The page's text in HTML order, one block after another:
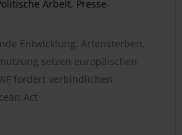
Arbeit, Presse-
Entwicklung: Artensterben,
setzen europäischen
fordert verbindlichen
Act